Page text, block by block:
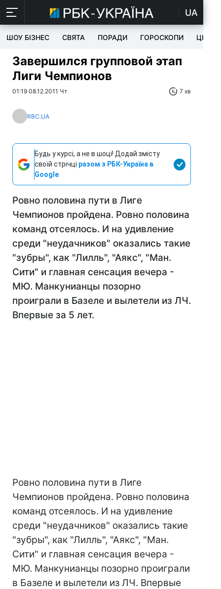
UA
ШОУ БІЗНЕС СВЯТА ПОРАДИ ГОРОСКОПИ ЦІКАВЕ
Завершился групповой этап
Лиги Чемпионов
01:19 08.12.2011 Чт 7 хв
RBC.UA
Будь у курсі, а не в шоці! Додай змісту
своїй стрічці разом з РБК-Україна в
Google
Ровно половина пути в Лиге
Чемпионов пройдена. Ровно половина
команд отсеялось. И на удивление
среди "неудачников" оказались такие
"зубры", как "Лилль", "Аякс", "Ман.
Сити" и главная сенсация вечера -
МЮ. Манкунианцы позорно
проиграли в Базеле и вылетели из ЛЧ.
Впервые за 5 лет.
Ровно половина пути в Лиге
Чемпионов пройдена. Ровно половина
команд отсеялось. И на удивление
среди "неудачников" оказались такие
"зубры", как "Лилль", "Аякс", "Ман.
Сити" и главная сенсация вечера -
МЮ. Манкунианцы позорно проиграли
в Базеле и вылетели из ЛЧ. Впервые